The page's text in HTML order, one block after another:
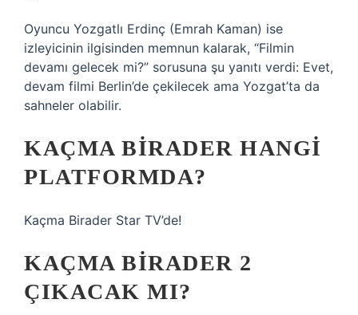
Oyuncu Yozgatlı Erdinç (Emrah Kaman) ise
izleyicinin ilgisinden memnun kalarak, “Filmin
devamı gelecek mi?” sorusuna şu yanıtı verdi: Evet,
devam filmi Berlin’de çekilecek ama Yozgat’ta da
sahneler olabilir.
KAÇMA BIRADER HANGI
PLATFORMDA?
Kaçma Birader Star TV’de!
KAÇMA BIRADER 2
ÇIKACAK MI?